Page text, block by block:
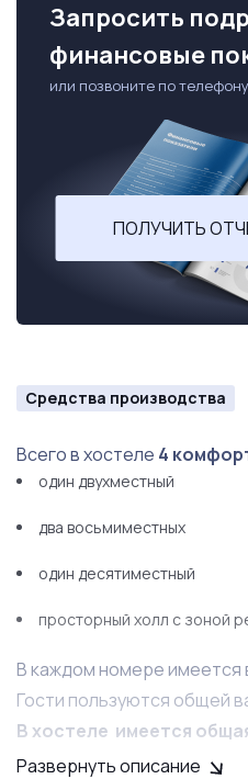
Запросить
финансовые
или позвоните по телефону
ПОЛУЧИТЬ
Средства производства
Всего в хостеле 4
один двухместный
два восьмиместных
один десятиместный
просторный холл с зоной
В каждом номере имеется
Гости пользуются общей
В хостеле имеется
оборудованная
Развернуть описание